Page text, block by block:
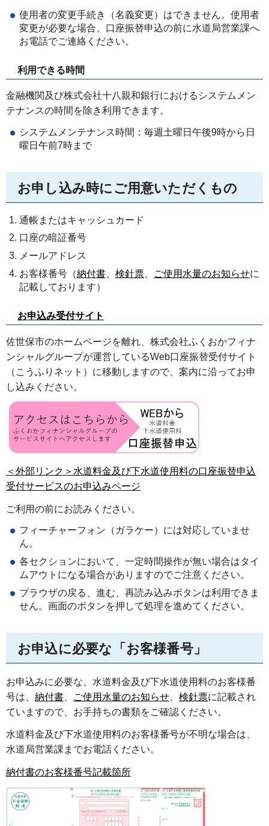
使用者の変更手続き（名義変更）はできません。使用者
変更が必要な場合、口座振替申込の前に水道局営業課へ
お電話でご連絡ください。
利用できる時間
金融機関及び株式会社十八親和銀行におけるシステムメン
テナンスの時間を除き利用できます。
システムメンテナンス時間：毎週土曜日午後9時から日
曜日午前7時まで
お申し込み時にご用意いただくもの
通帳またはキャッシュカード
口座の暗証番号
メールアドレス
お客様番号（納付書 検針票 ご使用水量のお知らせに
記載しております）
お申込み受付サイト
佐世保市のホームページを離れ、株式会社ふくおかフィナ
ンシャルグループが運営しているWeb口座振替受付サイト
（こうふりネット）に移動しますので、案内に沿ってお申
し込みください。
＜外部リンク＞水道料金及び下水道使用料の口座振替申込
受付サービスのお申込みページ
ご利用の前にお読みください。
フィーチャーフォン（ガラケー）には対応していませ
ん。
各セクションにおいて、一定時間操作が無い場合はタイ
ムアウトになる場合がありますのでご注意ください。
ブラウザの戻る、進む、再読み込みボタンは利用できま
せん。画面のボタンを押して処理を進めてください。
お申込に必要な「お客様番号」
お申込みに必要な、水道料金及び下水道使用料のお客様番
号は、 納付書 ご使用水量のお知らせ 検針票に記載され
ていますので、お手持ちの書類をご確認ください。
水道料金及び下水道使用料のお客様番号が不明な場合は、
水道局営業課までお電話ください。
納付書のお客様番号記載箇所